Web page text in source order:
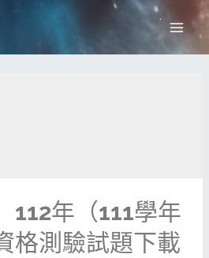
112年（111學年
格測驗試題下載